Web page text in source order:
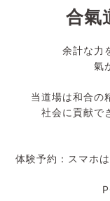
合氣
余計な力
氣
当道場は和合の
社会に貢献で
体験予約：スマホ